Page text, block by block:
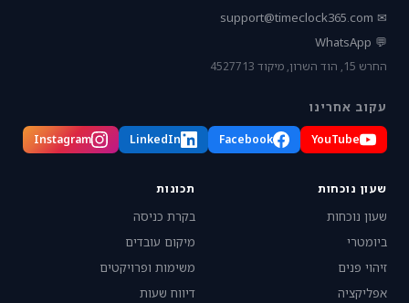
✉
support@timeclock365.com
💬 WhatsApp
החרש 15, הוד השרון, מיקוד 4527713
עקוב אחרינו
YouTube
Facebook
LinkedIn
Instagram
שעון נוכחות
שעון נוכחות
ביומטרי
זיהוי פנים
אפליקציה
תכונות
בקרת כניסה
מיקום עובדים
משימות ופרויקטים
דיווח שעות